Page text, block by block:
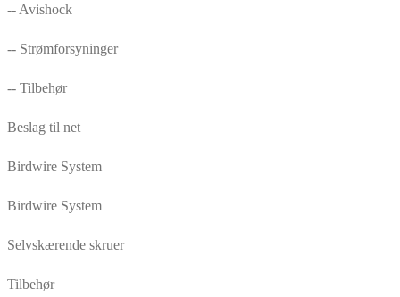
-- Avishock
-- Strømforsyninger
-- Tilbehør
Beslag til net
Birdwire System
Birdwire System
Selvskærende skruer
Tilbehør